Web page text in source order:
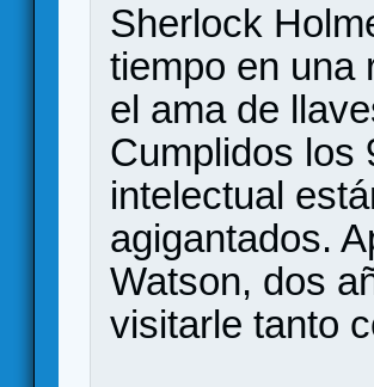
Sherlock
tiempo en una
el ama de
Cumplidos los
intelectual
agigantados.
Watson, dos
visitarle tanto